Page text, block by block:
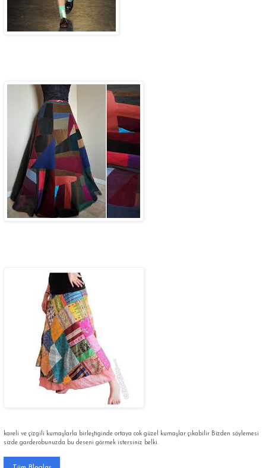
kareli ve çizgili kumaşlarla birleştiginde ortaya cok güzel kumaşlar çıkabilir Bizden söylemesi
sizde garderobunuzda bu deseni görmek istersiniz belki.